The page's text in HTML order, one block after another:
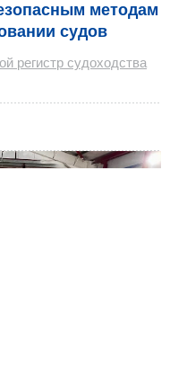
методам
судов
регистр судоходства